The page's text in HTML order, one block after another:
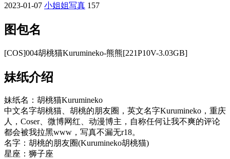
2023-01-07 小姐姐写真 157
图包名
[COS]004胡桃猫Kurumineko-熊熊[221P10V-3.03GB]
妹纸介绍
妹纸名：胡桃猫Kurumineko
中文名字胡桃猫、胡桃的朋友圈，英文名字Kurumineko，重庆
人，Coser、微博网红、动漫博主，自称任何让我不爽的评论
都会被我拉黑www，写真不漏无r18。
名字：胡桃的朋友圈(Kurumineko胡桃猫)
星座：狮子座